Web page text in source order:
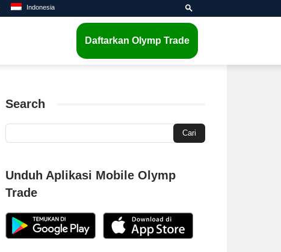
Indonesia
Daftarkan Olymp Trade
Search
Unduh Aplikasi Mobile Olymp
Trade